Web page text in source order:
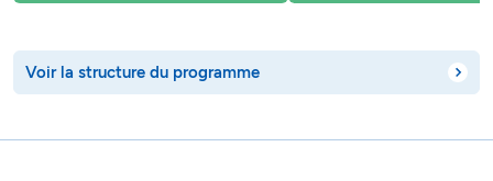
Voir la structure du programme